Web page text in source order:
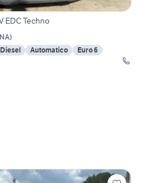
EDC Techno
NA)
Diesel Automatico
Euro 6